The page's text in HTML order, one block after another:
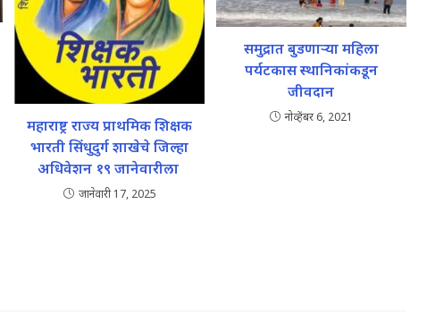
महाराष्ट्र राज्य प्राथमिक शिक्षक
भारती सिंधुदुर्ग शाखेचे जिल्हा
अधिवेशन १९ जानेवारीला
जानेवारी 17, 2025
समुद्रात बुडणाऱ्या महिला
पर्यटकास स्थानिकांकडून
जीवदान
नोव्हेंबर 6, 2021